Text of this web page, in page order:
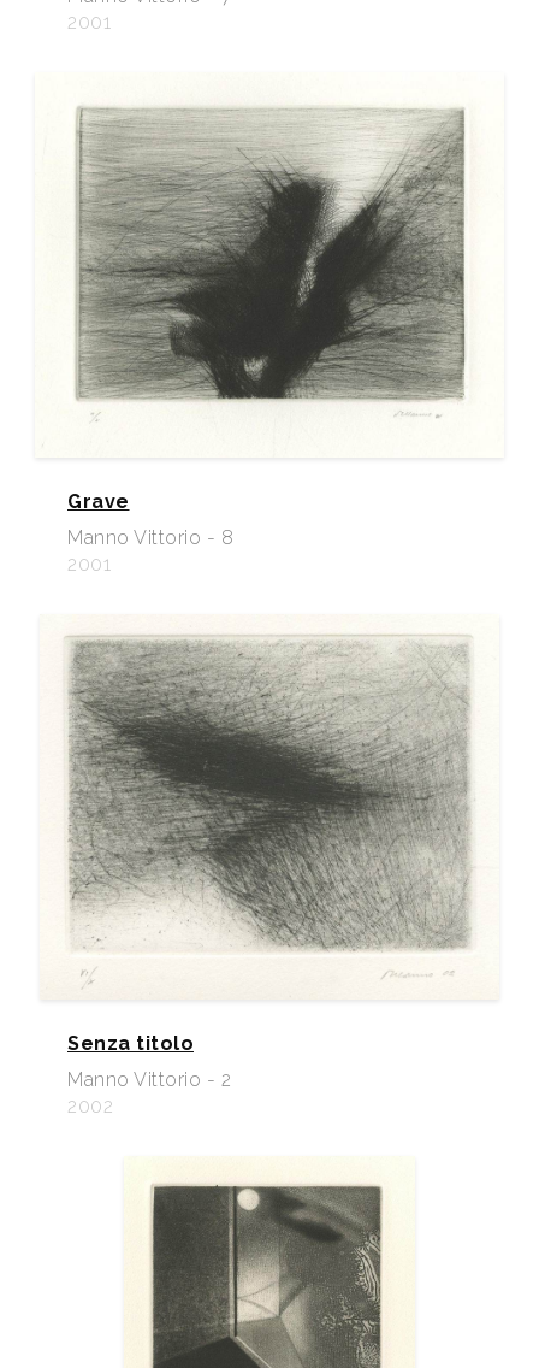
2001
Grave
Manno Vittorio - 8
2001
Senza titolo
Manno Vittorio - 2
2002